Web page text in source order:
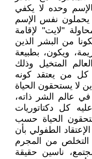
وحده لا يكفي
يحملون نفس الإسم
"لايت" لإقامة
من البشر الذين
ويكون، بطبيعة
المتخيل وذلك
كل من يعتقد كونه
لا يستحقون الحياة
عالم الشر ذاته،
كل دكتاتوريات
الحياة حسب
الإعتقاد الطفولي بأن
التخلص من المجرم
ناسين حقيقة